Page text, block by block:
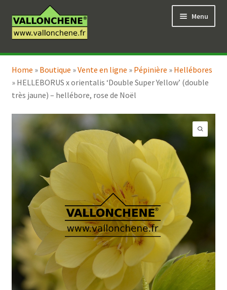
à
la
au
contenu
Menu
Vente en ligne
menu
enfant
Coaching pour le jardin
Ouvrir
le
Home » Boutique »Vente en ligne » Pépinière » Hellébores
» HELLEBORUS x orientalis ‘Double Super Yellow’ (double
très jaune) – hellébore, rose de Noël